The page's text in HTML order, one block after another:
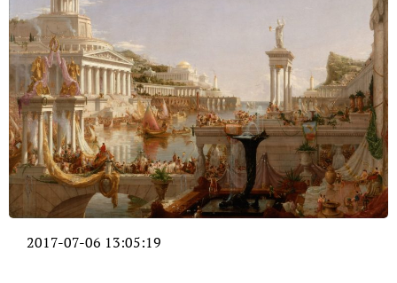
2017-07-06 13:05:19